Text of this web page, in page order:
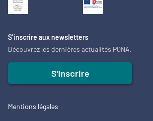
S’inscrire aux newsletters
Découvrez les dernières actualités PQNA.
S'inscrire
Mentions légales